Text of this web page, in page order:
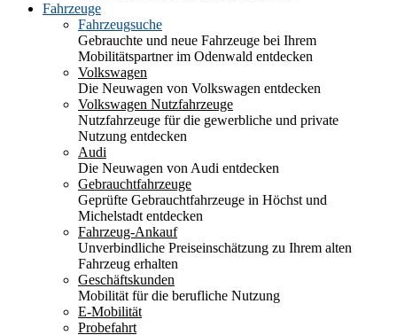
Fahrzeuge
Fahrzeugsuche
Gebrauchte und neue Fahrzeuge bei Ihrem
Mobilitätspartner im Odenwald entdecken
Volkswagen
Die Neuwagen von Volkswagen entdecken
Volkswagen Nutzfahrzeuge
Nutzfahrzeuge für die gewerbliche und private
Nutzung entdecken
Audi
Die Neuwagen von Audi entdecken
Gebrauchtfahrzeuge
Geprüfte Gebrauchtfahrzeuge in Höchst und
Michelstadt entdecken
Fahrzeug-Ankauf
Unverbindliche Preiseinschätzung zu Ihrem alten
Fahrzeug erhalten
Geschäftskunden
Mobilität für die berufliche Nutzung
E-Mobilität
Probefahrt